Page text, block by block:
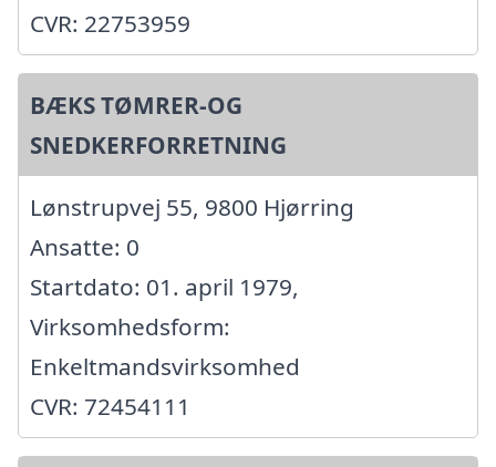
CVR: 22753959
BÆKS TØMRER-OG
SNEDKERFORRETNING
Lønstrupvej 55, 9800 Hjørring
Ansatte: 0
Startdato: 01. april 1979,
Virksomhedsform:
Enkeltmandsvirksomhed
CVR: 72454111